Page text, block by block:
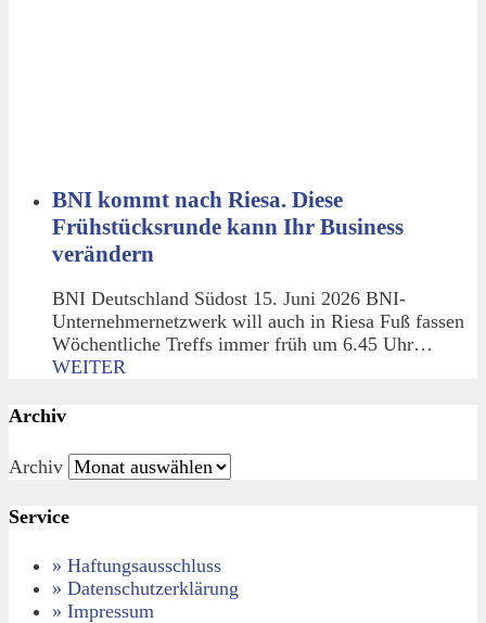
BNI kommt nach Riesa. Diese
Frühstücksrunde kann Ihr Business
verändern
BNI Deutschland Südost 15. Juni 2026 BNI-
Unternehmernetzwerk will auch in Riesa Fuß fassen
Wöchentliche Treffs immer früh um 6.45 Uhr…
WEITER
Archiv
Archiv
Service
» Haftungsausschluss
» Datenschutzerklärung
» Impressum